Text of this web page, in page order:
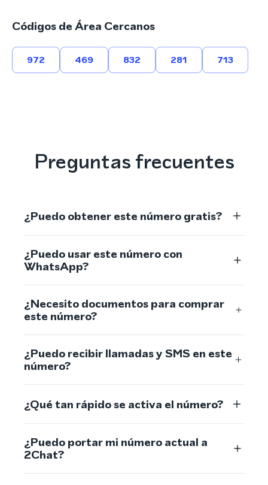
Códigos de Área Cercanos
972 469 832 281 713
Preguntas frecuentes
¿Puedo obtener este número gratis?
¿Puedo usar este número con
WhatsApp?
¿Necesito documentos para comprar
este número?
¿Puedo recibir llamadas y SMS en este
número?
¿Qué tan rápido se activa el número?
¿Puedo portar mi número actual a
2Chat?